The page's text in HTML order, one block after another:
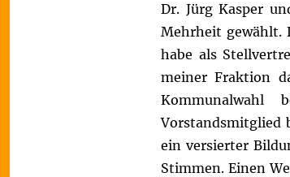
Dr. Jürg Kasper
Mehrheit gewählt.
habe als
meiner Fraktion
Kommunalwahl
Vorstandsmitglied
ein versierter
Stimmen. Einen